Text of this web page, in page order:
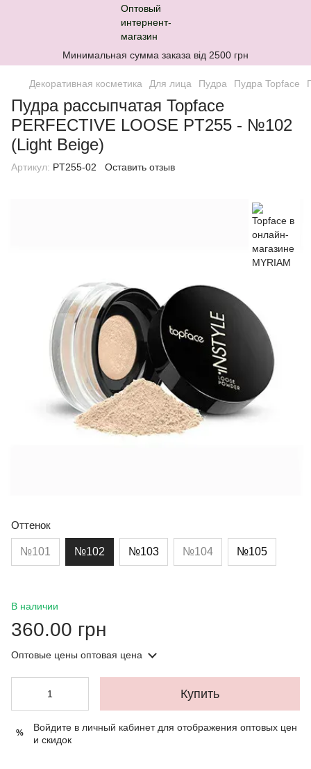
Минимальная сумма заказа від 2500 грн
Декоративная косметика Для лица Пудра Пудра Topface
Пудра рассыпчатая Topface
PERFECTIVE LOOSE PT255 - №102
(Light Beige)
Артикул: PT255-02 Оставить отзыв
Оттенок
№101 №102 №103 №104 №105
В наличии
360.00 грн
Оптовые цены оптовая цена
Купить
%
Войдите в личный кабинетдля отображения оптовых цен
и скидок